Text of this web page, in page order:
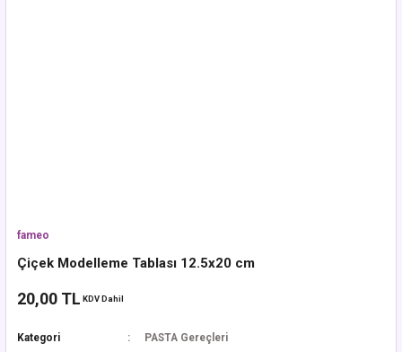
fameo
Çiçek Modelleme Tablası 12.5x20 cm
20,00 TL KDV Dahil
Kategori PASTA Gereçleri